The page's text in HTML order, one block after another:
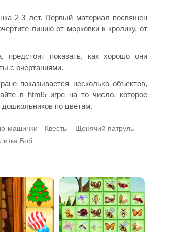
2-3 лет. Первый материал посвящен
линию от морковки к кролику, от
показать, как хорошо они
с очертаниями.
показывается несколько объектов,
в html5 игре на то число, которое
дошкольников по цветам.
машинки Квесты
Щенячий патруль
Боб